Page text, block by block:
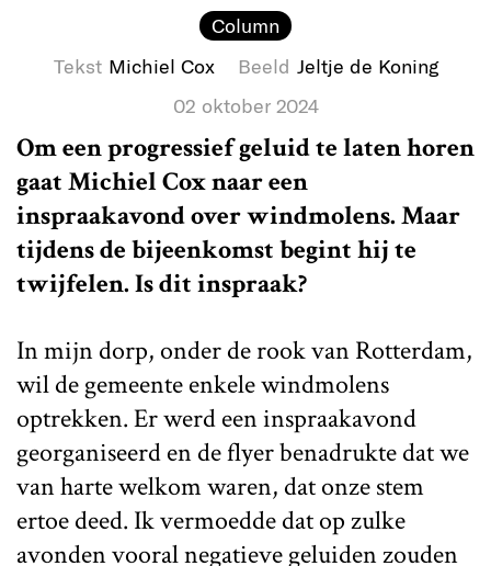
Column
Tekst Michiel Cox Beeld Jeltje de Koning
02 oktober 2024
Om een progressief geluid te laten horen
gaat Michiel Cox naar een
inspraakavond over windmolens. Maar
tijdens de bijeenkomst begint hij te
twijfelen. Is dit inspraak?
In mijn dorp, onder de rook van Rotterdam,
wil de gemeente enkele windmolens
optrekken. Er werd een inspraakavond
georganiseerd en de flyer benadrukte dat we
van harte welkom waren, dat onze stem
ertoe deed. Ik vermoedde dat op zulke
avonden vooral negatieve geluiden zouden